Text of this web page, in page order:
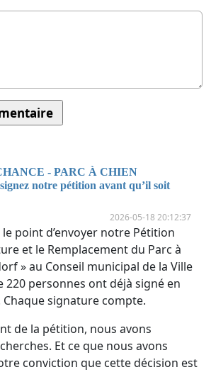
- PARC À CHIEN
notre pétition avant qu’il soit
2026-05-18 20:12:37
point d’envoyer notre Pétition
et le Remplacement du Parc à
» au Conseil municipal de la Ville
220 personnes ont déjà signé en
signature compte.
de la pétition, nous avons
Et ce que nous avons
conviction que cette décision est